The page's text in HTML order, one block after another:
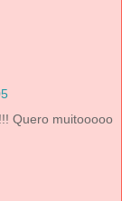
Quero muitooooo